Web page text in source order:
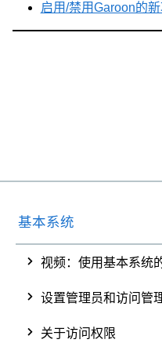
启用/禁用Garoon的
基本系统
视频：使用基本系统
设置管理员和访问管
关于访问权限